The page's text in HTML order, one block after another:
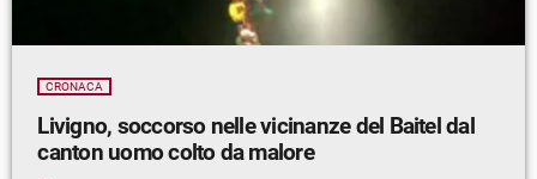
CRONACA
Livigno, soccorso nelle vicinanze del Baitel dal
canton uomo colto da malore